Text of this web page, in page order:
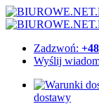
Zadzwoń:
Wyślij
dostawy